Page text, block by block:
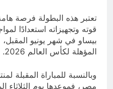
تعتبر هذه البطولة فرصة
قوته وتجهيزاته استعدادًا
بيساو في شهر يونيو
المؤهلة لكأس العالم 2026.
وبالنسبة للمباراة